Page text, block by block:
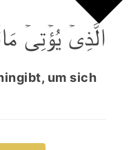
الَّذِیۡ یُؤۡتِیۡ
um sich